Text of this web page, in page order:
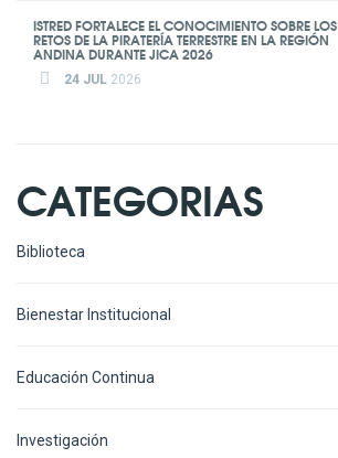
ISTRED FORTALECE EL CONOCIMIENTO SOBRE LOS
RETOS DE LA PIRATERÍA TERRESTRE EN LA REGIÓN
ANDINA DURANTE JICA 2026
24 JUL 2026
CATEGORIAS
Biblioteca
Bienestar Institucional
Educación Continua
Investigación